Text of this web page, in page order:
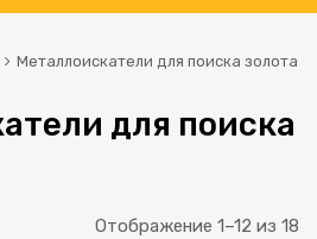
Металлоискатели для поиска золота
для поиска
Отображение 1–12 из 18